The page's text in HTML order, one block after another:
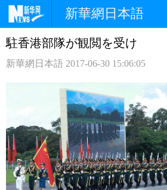
新華網日本語
ホームページ 政治
評論
中日対訳
駐香港部隊が観閲を受け
新華網日本語 2017-06-30 15:06:05